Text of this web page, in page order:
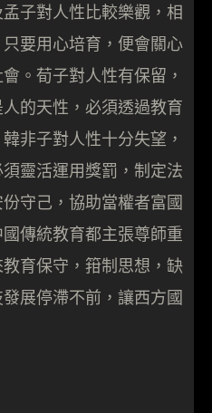
子對人性比較樂觀，相
要用心培育，便會關心
。荀子對人性有保留，
的天性，必須透過教育
非子對人性十分失望，
靈活運用獎罰，制定法
守己，協助當權者富國
傳統教育都主張尊師重
育保守，箝制思想，缺
展停滯不前，讓西方國